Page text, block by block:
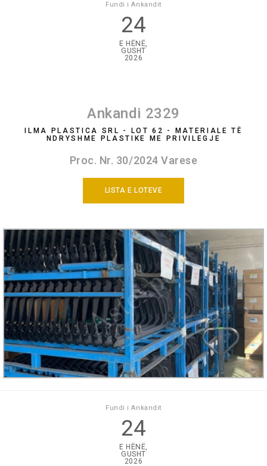
Fundi i Ankandit
24
E HËNË,
GUSHT
2026
Ankandi 2329
ILMA PLASTICA SRL - LOT 62 - MATERIALE TË
NDRYSHME PLASTIKE ME PRIVILEGJE
Proc. Nr. 30/2024 Varese
LISTA E LOTEVE
Fundi i Ankandit
24
E HËNË,
GUSHT
2026